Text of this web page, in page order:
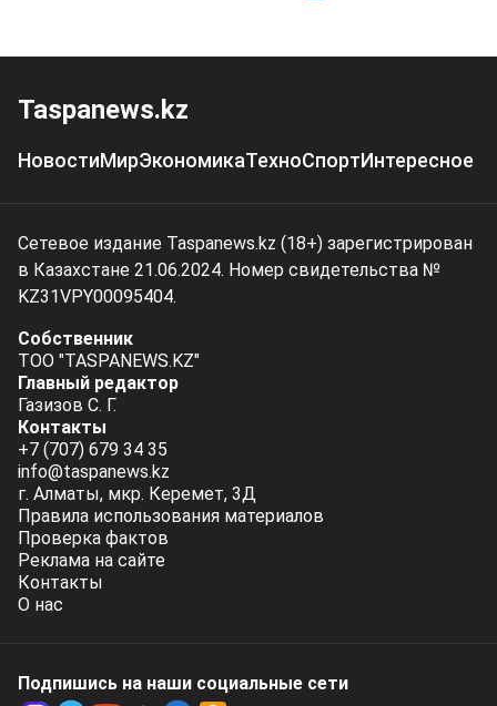
Taspanews.kz
НовостиМирЭкономикаТехноСпортИнтересное
Сетевое издание Taspanews.kz (18+) зарегистрирован
в Казахстане 21.06.2024. Номер свидетельства №
KZ31VPY00095404.
Собственник
ТОО "TASPANEWS.KZ"
Главный редактор
Газизов С. Г.
Контакты
+7 (707) 679 34 35
info@taspanews.kz
г. Алматы, мкр. Керемет, 3Д
Правила использования материалов
Проверка фактов
Реклама на сайте
Контакты
О нас
Подпишись на наши социальные cети